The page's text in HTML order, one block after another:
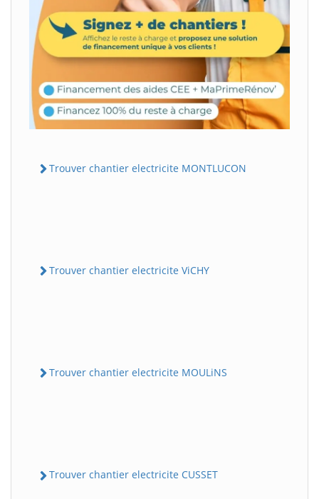
Trouver chantier electricite MONTLUCON
Trouver chantier electricite ViCHY
Trouver chantier electricite MOULiNS
Trouver chantier electricite CUSSET